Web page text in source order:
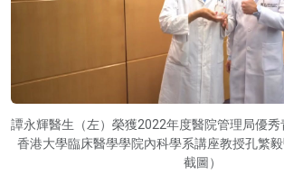
譚永輝醫生（左）榮獲2022年度醫院管理局優秀
香港大學臨床醫學學院內科學系講座教授孔繁
截圖）